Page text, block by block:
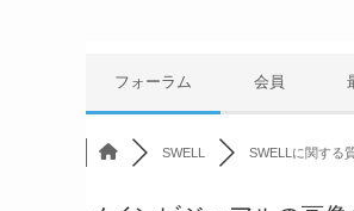
フォーラム 会員
SWELL SWELLに関する